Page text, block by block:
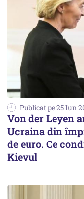
Publicat pe 25 Iun
Von der Leyen
Ucraina din
de euro. Ce
Kievul